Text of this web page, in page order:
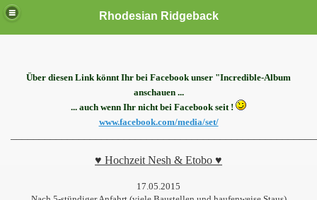
Rhodesian Ridgeback
Über diesen Link könnt Ihr bei Facebook unser "Incredible-Album
anschauen ...
... auch wenn Ihr nicht bei Facebook seit !
www.facebook.com/media/set/
♥ Hochzeit Nesh & Etobo ♥
17.05.2015